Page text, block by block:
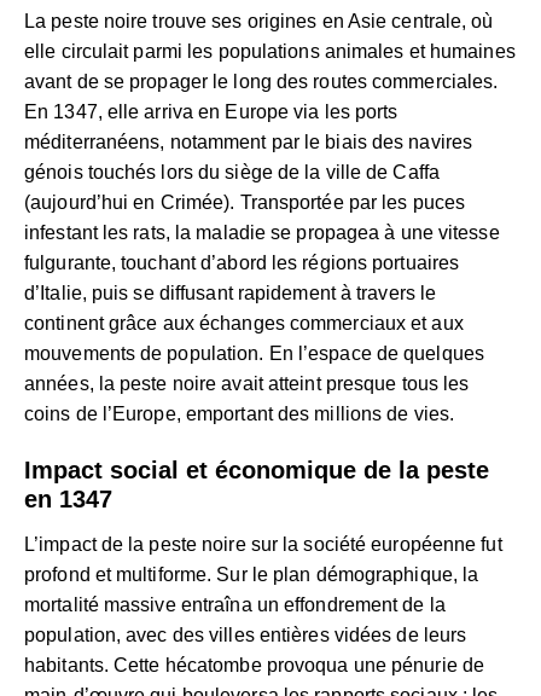
La peste noire trouve ses origines en Asie centrale, où
elle circulait parmi les populations animales et humaines
avant de se propager le long des routes commerciales.
En 1347, elle arriva en Europe via les ports
méditerranéens, notamment par le biais des navires
génois touchés lors du siège de la ville de Caffa
(aujourd’hui en Crimée). Transportée par les puces
infestant les rats, la maladie se propagea à une vitesse
fulgurante, touchant d’abord les régions portuaires
d’Italie, puis se diffusant rapidement à travers le
continent grâce aux échanges commerciaux et aux
mouvements de population. En l’espace de quelques
années, la peste noire avait atteint presque tous les
coins de l’Europe, emportant des millions de vies.
Impact social et économique de la peste
en 1347
L’impact de la peste noire sur la société européenne fut
profond et multiforme. Sur le plan démographique, la
mortalité massive entraîna un effondrement de la
population, avec des villes entières vidées de leurs
habitants. Cette hécatombe provoqua une pénurie de